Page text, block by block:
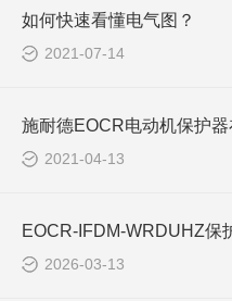
如何快速看懂电气图？
2021-07-14
2021-04-13
2026-03-13